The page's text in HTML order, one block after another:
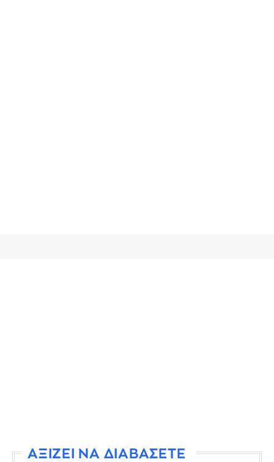
ΑΞΙΖΕΙ ΝΑ ΔΙΑΒΑΣΕΤΕ